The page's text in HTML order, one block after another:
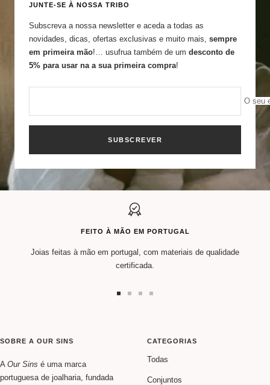
JUNTE-SE À NOSSA TRIBO
Subscreva a nossa newsletter e aceda a todas as
novidades, dicas, ofertas exclusivas e muito mais, sempre
em primeira mão!… usufrua também de um desconto de
5% para usar na a sua primeira compra!
O seu
SUBSCREVER
FEITO À MÃO EM PORTUGAL
Joias feitas à mão em portugal, com materiais de qualidade
certificada.
4
SOBRE A OUR SINS
A Our Sins é uma marca
portuguesa de joalharia, fundada
CATEGORIAS
Todas
Conjuntos